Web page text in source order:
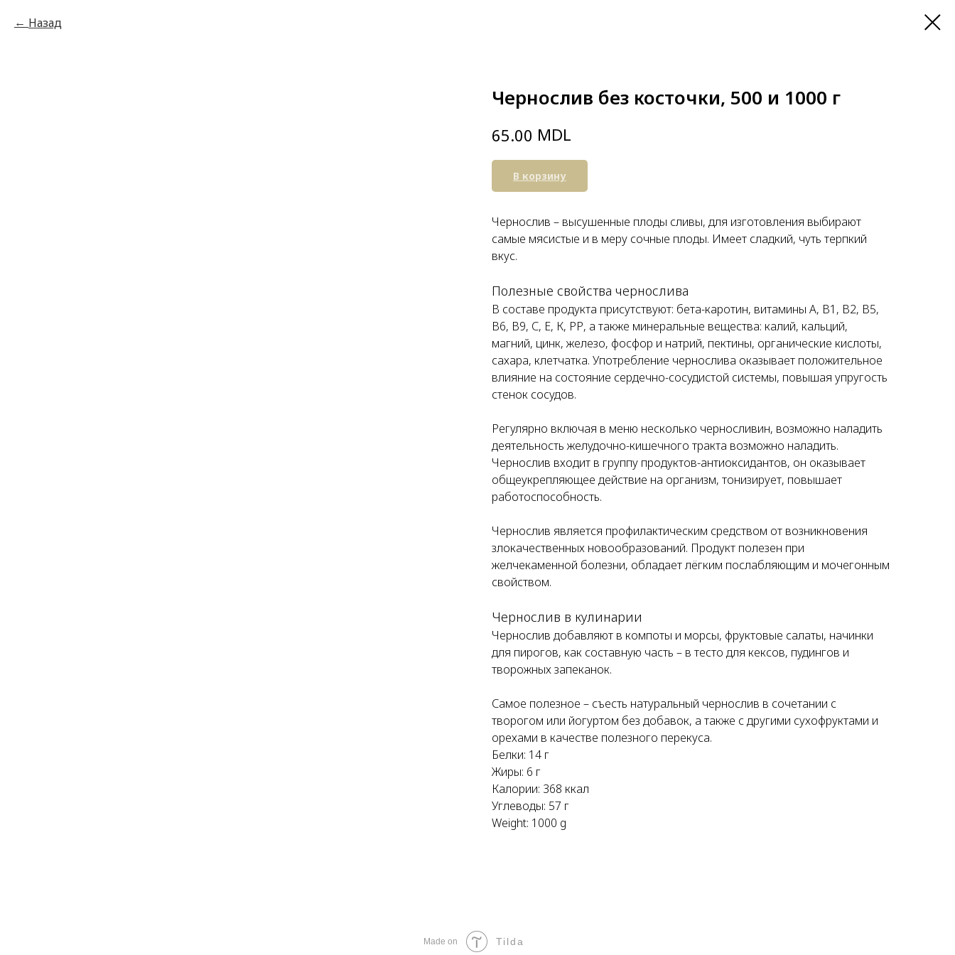
Назад
Чернослив без косточки, 500 и 1000 г
65.00 MDL
В корзину
Чернослив – высушенные плоды сливы, для изготовления выбирают
самые мясистые и в меру сочные плоды. Имеет сладкий, чуть терпкий
вкус.
Полезные свойства чернослива
В составе продукта присутствуют: бета-каротин, витамины А, В1, В2, В5,
В6, В9, С, Е, К, РР, а также минеральные вещества: калий, кальций,
магний, цинк, железо, фосфор и натрий, пектины, органические кислоты,
сахара, клетчатка. Употребление чернослива оказывает положительное
влияние на состояние сердечно-сосудистой системы, повышая упругость
стенок сосудов.
Регулярно включая в меню несколько черносливин, возможно наладить
деятельность желудочно-кишечного тракта возможно наладить.
Чернослив входит в группу продуктов-антиоксидантов, он оказывает
общеукрепляющее действие на организм, тонизирует, повышает
работоспособность.
Чернослив является профилактическим средством от возникновения
злокачественных новообразований. Продукт полезен при
желчекаменной болезни, обладает лёгким послабляющим и мочегонным
свойством.
Чернослив в кулинарии
Чернослив добавляют в компоты и морсы, фруктовые салаты, начинки
для пирогов, как составную часть – в тесто для кексов, пудингов и
творожных запеканок.
Самое полезное – съесть натуральный чернослив в сочетании с
творогом или йогуртом без добавок, а также с другими сухофруктами и
орехами в качестве полезного перекуса.
Белки: 14 г
Жиры: 6 г
Калории: 368 ккал
Углеводы: 57 г
Weight: 1000 g
Made on Tilda